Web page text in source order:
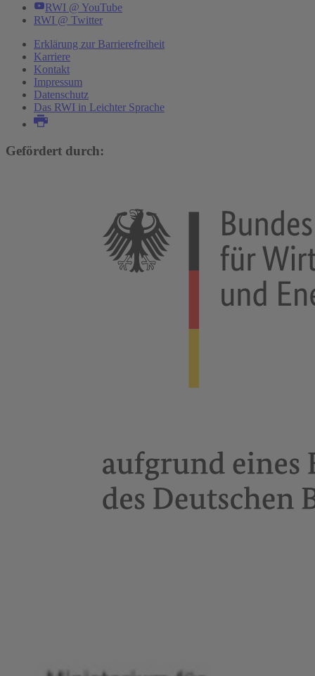
RWI @ YouTube
RWI @ Twitter
Erklärung zur Barrierefreiheit
Karriere
Kontakt
Impressum
Datenschutz
Das RWI in Leichter Sprache
Gefördert durch: